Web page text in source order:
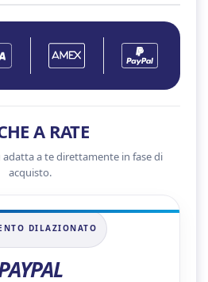
A RATE
adatta a te direttamente in fase di
acquisto.
DILAZIONATO